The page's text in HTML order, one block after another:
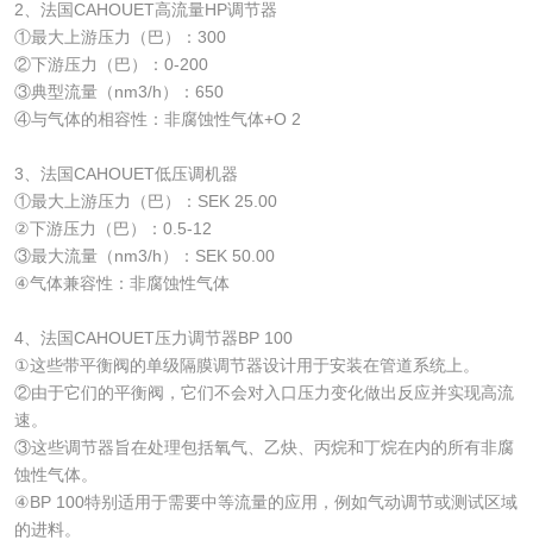
2、法国CAHOUET高流量HP调节器
①最大上游压力（巴）：300
②下游压力（巴）：0-200
③典型流量（nm3/h）：650
④与气体的相容性：非腐蚀性气体+O 2
3、法国CAHOUET低压调机器
①最大上游压力（巴）：SEK 25.00
②下游压力（巴）：0.5-12
③最大流量（nm3/h）：SEK 50.00
④气体兼容性：非腐蚀性气体
4、法国CAHOUET压力调节器BP 100
①这些带平衡阀的单级隔膜调节器设计用于安装在管道系统上。
②由于它们的平衡阀，它们不会对入口压力变化做出反应并实现高流
速。
③这些调节器旨在处理包括氧气、乙炔、丙烷和丁烷在内的所有非腐
蚀性气体。
④BP 100特别适用于需要中等流量的应用，例如气动调节或测试区域
的进料。